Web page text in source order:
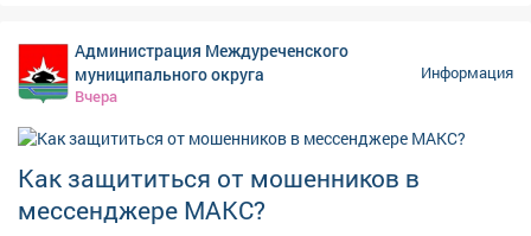
100лет популяция львов сократилась более чем на
90%, и сегодня в дикой природе осталось менее
20тысяч особей. 🌻Желаем всем продуктивной
Администрация Междуреченского
муниципального округа
Вчера
Информация
Как защититься от мошенников в
мессенджере МАКС?